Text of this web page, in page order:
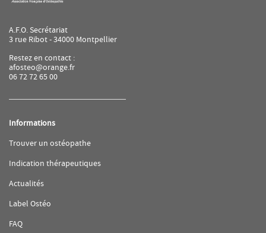
A.F.O. Secrétariat
3 rue Ribot - 34000 Montpellier
Restez en contact :
afosteo@orange.fr
06 72 72 65 00
Informations
Trouver un ostéopathe(ouvre
une
Indication thérapeutiques
Actualités
une
Label Ostéo
FAQ(ouvre